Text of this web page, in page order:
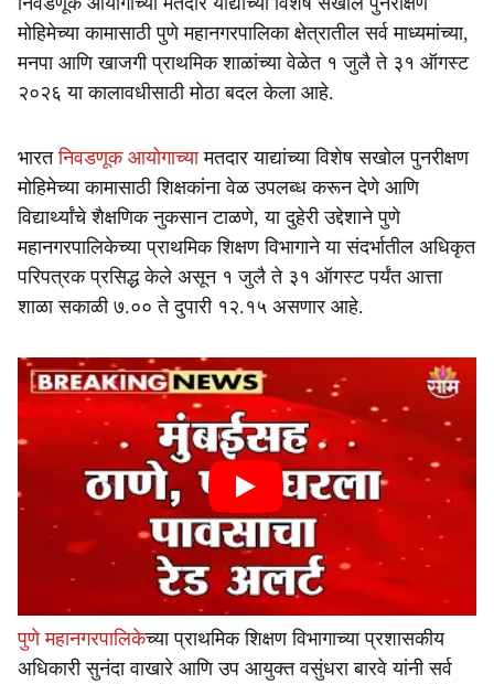
मोहिमेच्या कामासाठी पुणे महानगरपालिका क्षेत्रातील सर्व माध्यमांच्या,
मनपा आणि खाजगी प्राथमिक शाळांच्या वेळेत १ जुलै ते ३१ ऑगस्ट
२०२६ या कालावधीसाठी मोठा बदल केला आहे.
भारतनिवडणूक आयोगाच्यामतदार याद्यांच्या विशेष सखोल पुनरीक्षण
मोहिमेच्या कामासाठी शिक्षकांना वेळ उपलब्ध करून देणे आणि
विद्यार्थ्यांचे शैक्षणिक नुकसान टाळणे, या दुहेरी उद्देशाने पुणे
महानगरपालिकेच्या प्राथमिक शिक्षण विभागाने या संदर्भातील अधिकृत
परिपत्रक प्रसिद्ध केले असून १ जुलै ते ३१ ऑगस्ट पर्यंत आत्ता
शाळा सकाळी ७.०० ते दुपारी १२.१५ असणार आहे.
पुणे महानगरपालिकेच्या प्राथमिक शिक्षण विभागाच्या प्रशासकीय
अधिकारी सुनंदा वाखारे आणि उप आयुक्त वसुंधरा बारवे यांनी सर्व